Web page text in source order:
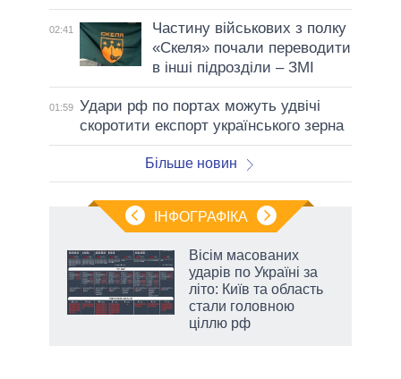
02:41
Частину військових з полку
«Скеля» почали переводити
в інші підрозділи – ЗМІ
01:59 Удари рф по портах можуть удвічі
скоротити експорт українського зерна
Більше новин
ІНФОГРАФІКА
Вісім масованих
ударів по Україні за
літо: Київ та область
стали головною
ціллю рф